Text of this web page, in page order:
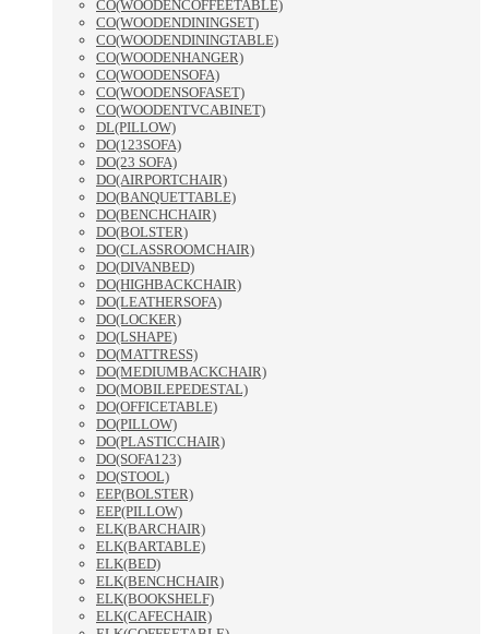
CO(WOODENCOFFEETABLE)
CO(WOODENDININGSET)
CO(WOODENDININGTABLE)
CO(WOODENHANGER)
CO(WOODENSOFA)
CO(WOODENSOFASET)
CO(WOODENTVCABINET)
DL(PILLOW)
DO(123SOFA)
DO(23 SOFA)
DO(AIRPORTCHAIR)
DO(BANQUETTABLE)
DO(BENCHCHAIR)
DO(BOLSTER)
DO(CLASSROOMCHAIR)
DO(DIVANBED)
DO(HIGHBACKCHAIR)
DO(LEATHERSOFA)
DO(LOCKER)
DO(LSHAPE)
DO(MATTRESS)
DO(MEDIUMBACKCHAIR)
DO(MOBILEPEDESTAL)
DO(OFFICETABLE)
DO(PILLOW)
DO(PLASTICCHAIR)
DO(SOFA123)
DO(STOOL)
EEP(BOLSTER)
EEP(PILLOW)
ELK(BARCHAIR)
ELK(BARTABLE)
ELK(BED)
ELK(BENCHCHAIR)
ELK(BOOKSHELF)
ELK(CAFECHAIR)